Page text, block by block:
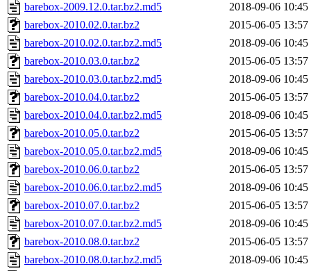
barebox-2009.12.0.tar.bz2.md5
2018-09-06 10:45
barebox-2010.02.0.tar.bz2
2015-06-05 13:57
barebox-2010.02.0.tar.bz2.md5
2018-09-06 10:45
barebox-2010.03.0.tar.bz2
2015-06-05 13:57
barebox-2010.03.0.tar.bz2.md5
2018-09-06 10:45
barebox-2010.04.0.tar.bz2
2015-06-05 13:57
barebox-2010.04.0.tar.bz2.md5
2018-09-06 10:45
barebox-2010.05.0.tar.bz2
2015-06-05 13:57
barebox-2010.05.0.tar.bz2.md5
2018-09-06 10:45
barebox-2010.06.0.tar.bz2
2015-06-05 13:57
barebox-2010.06.0.tar.bz2.md5
2018-09-06 10:45
barebox-2010.07.0.tar.bz2
2015-06-05 13:57
barebox-2010.07.0.tar.bz2.md5
2018-09-06 10:45
barebox-2010.08.0.tar.bz2
2015-06-05 13:57
barebox-2010.08.0.tar.bz2.md5
2018-09-06 10:45